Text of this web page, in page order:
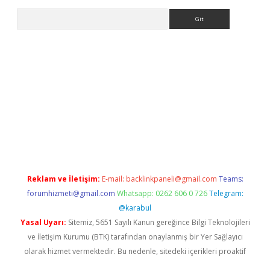
Reklam ve İletişim: E-mail: backlinkpaneli@gmail.com Teams:
forumhizmeti@gmail.com Whatsapp: 0262 606 0 726 Telegram:
@karabul
Yasal Uyarı: Sitemiz, 5651 Sayılı Kanun gereğince Bilgi Teknolojileri
ve İletişim Kurumu (BTK) tarafından onaylanmış bir Yer Sağlayıcı
olarak hizmet vermektedir. Bu nedenle, sitedeki içerikleri proaktif